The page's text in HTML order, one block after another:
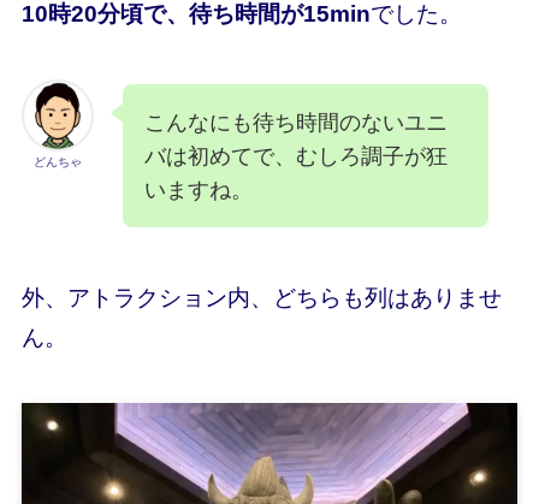
10時20分頃で、待ち時間が15minでした。
どんちゃ
こんなにも待ち時間のないユニ
バは初めてで、むしろ調子が狂
いますね。
外、アトラクション内、どちらも列はありませ
ん。